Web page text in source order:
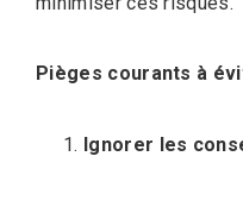
Pièges courants à
Ignorer les